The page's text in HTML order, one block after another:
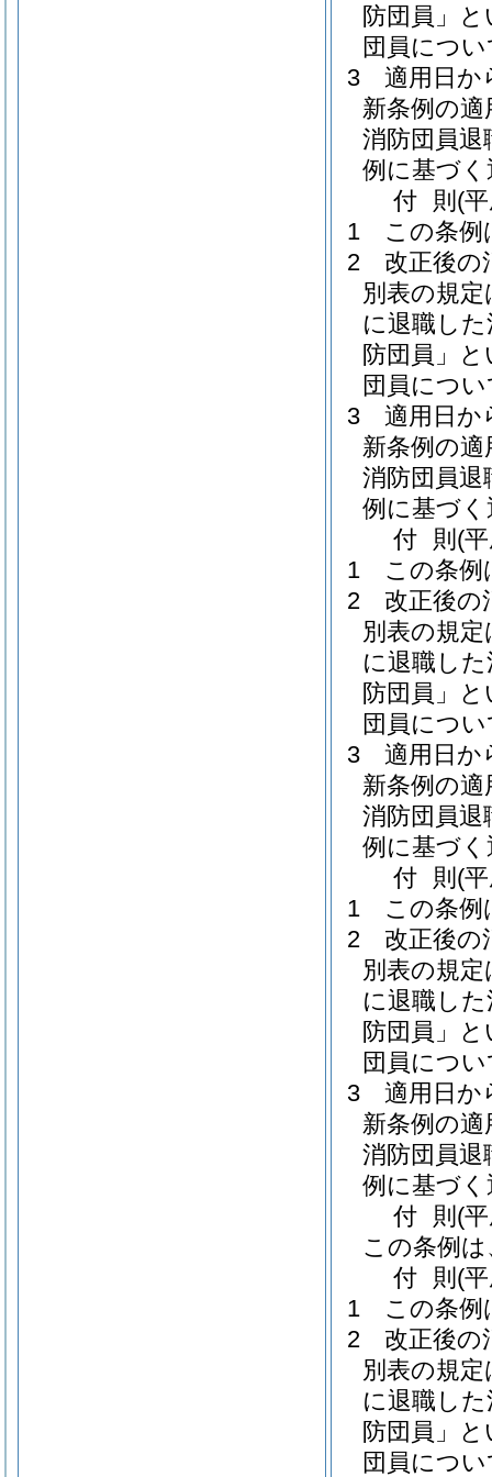
防団員」
団員につ
3
適用日か
新条例の
消防団員退
例に基づ
付 則 (
1
この条例
2
改正後の
別表の規
に退職し
防団員」
団員につ
3
適用日か
新条例の
消防団員退
例に基づ
付 則 (
1
この条例
2
改正後の
別表の規
に退職し
防団員」
団員につ
3
適用日か
新条例の
消防団員退
例に基づ
付 則 (
1
この条例
2
改正後の
別表の規
に退職し
防団員」
団員につ
3
適用日か
新条例の
消防団員退
例に基づ
付 則 (
この条例
付 則 (
1
この条例
2
改正後の
別表の規
に退職し
防団員」
団員につ